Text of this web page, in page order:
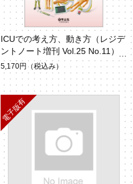
ICUでの考え方、動き方（レジデ
ントノート増刊 Vol.25 No.11）
5,170円 （税込み）